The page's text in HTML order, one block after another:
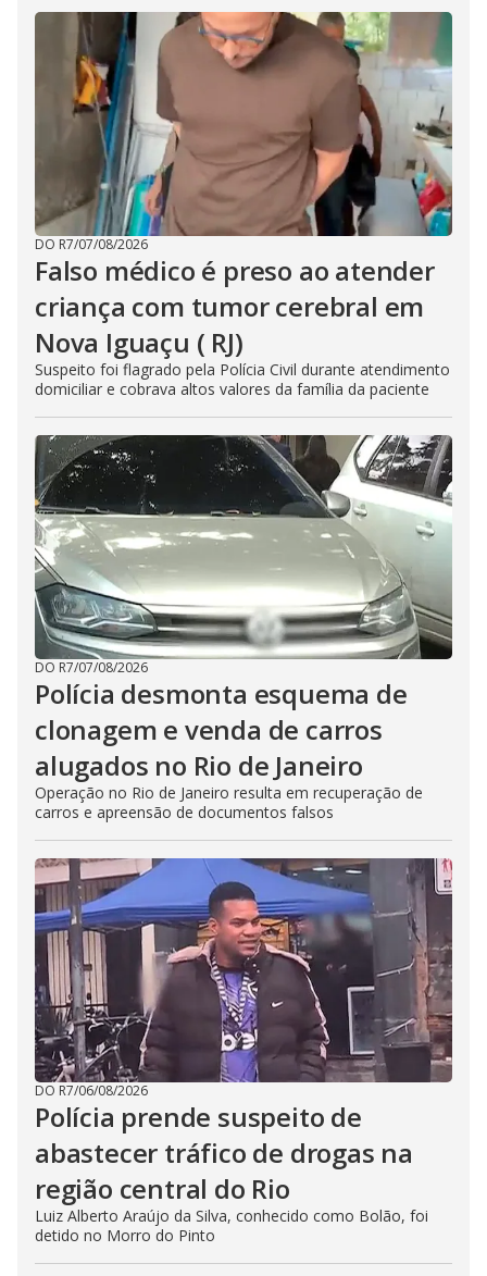
DO R7/07/08/2026
Falso médico é preso ao atender
criança com tumor cerebral em
Nova Iguaçu ( RJ)
Suspeito foi flagrado pela Polícia Civil durante atendimento
domiciliar e cobrava altos valores da família da paciente
DO R7/07/08/2026
Polícia desmonta esquema de
clonagem e venda de carros
alugados no Rio de Janeiro
Operação no Rio de Janeiro resulta em recuperação de
carros e apreensão de documentos falsos
DO R7/06/08/2026
Polícia prende suspeito de
abastecer tráfico de drogas na
região central do Rio
Luiz Alberto Araújo da Silva, conhecido como Bolão, foi
detido no Morro do Pinto